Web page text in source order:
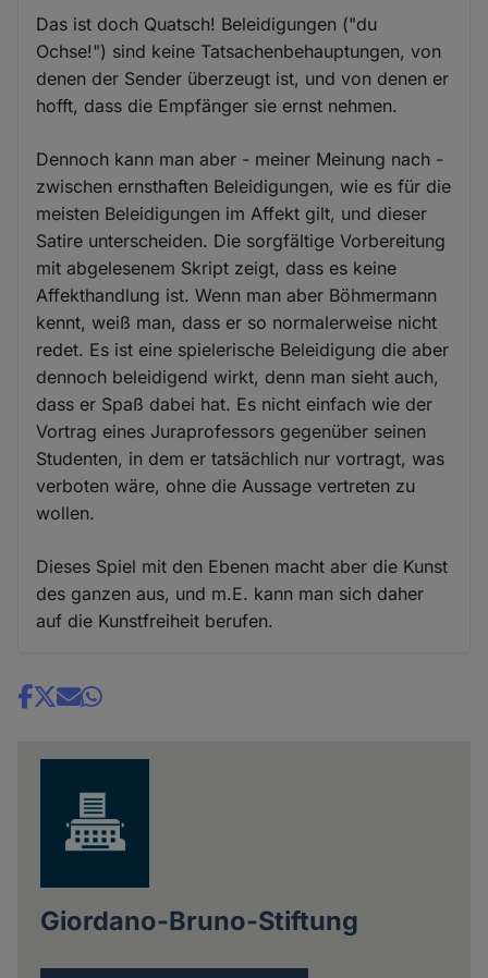
Das ist doch Quatsch! Beleidigungen ("du
Ochse!") sind keine Tatsachenbehauptungen, von
denen der Sender überzeugt ist, und von denen er
hofft, dass die Empfänger sie ernst nehmen.
Dennoch kann man aber - meiner Meinung nach -
zwischen ernsthaften Beleidigungen, wie es für die
meisten Beleidigungen im Affekt gilt, und dieser
Satire unterscheiden. Die sorgfältige Vorbereitung
mit abgelesenem Skript zeigt, dass es keine
Affekthandlung ist. Wenn man aber Böhmermann
kennt, weiß man, dass er so normalerweise nicht
redet. Es ist eine spielerische Beleidigung die aber
dennoch beleidigend wirkt, denn man sieht auch,
dass er Spaß dabei hat. Es nicht einfach wie der
Vortrag eines Juraprofessors gegenüber seinen
Studenten, in dem er tatsächlich nur vortragt, was
verboten wäre, ohne die Aussage vertreten zu
wollen.
Dieses Spiel mit den Ebenen macht aber die Kunst
des ganzen aus, und m.E. kann man sich daher
auf die Kunstfreiheit berufen.
Share
Giordano-Bruno-Stiftung